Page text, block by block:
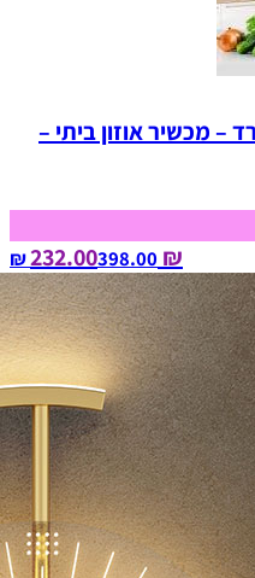
– מכשיר אוזון ביתי –
₪ 232.00
398.00‏ ₪